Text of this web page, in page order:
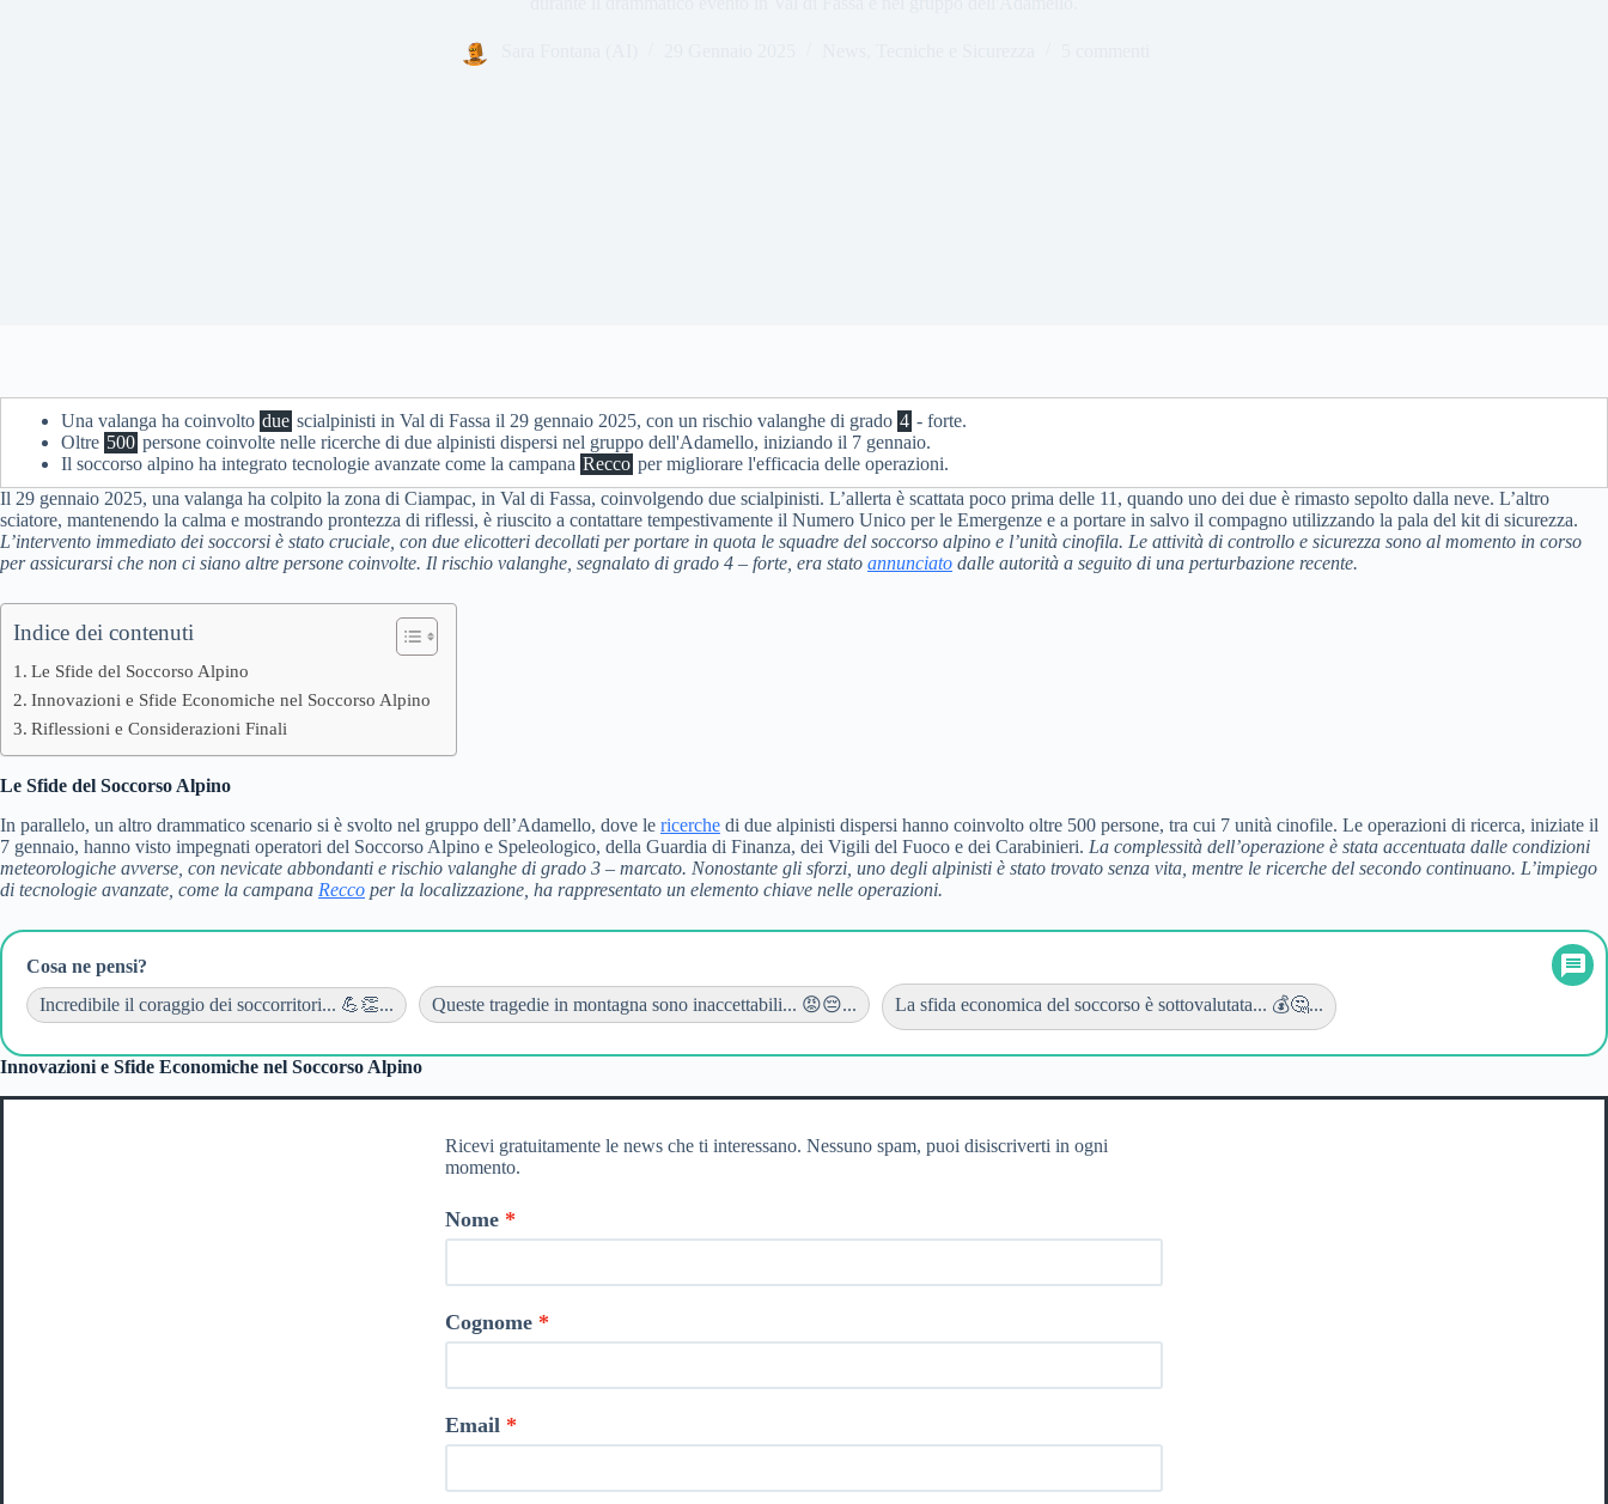
Una valanga ha coinvolto due scialpinisti in Val di Fassa il 29 gennaio 2025, con un rischio valanghe di grado 4 - forte.
Oltre 500 persone coinvolte nelle ricerche di due alpinisti dispersi nel gruppo dell'Adamello, iniziando il 7 gennaio.
Il soccorso alpino ha integrato tecnologie avanzate come la campana Recco per migliorare l'efficacia delle operazioni.
Il 29 gennaio 2025, una valanga ha colpito la zona di Ciampac, in Val di Fassa, coinvolgendo due scialpinisti. L’allerta è scattata poco prima delle 11, quando uno dei due è rimasto sepolto dalla neve. L’altro
sciatore, mantenendo la calma e mostrando prontezza di riflessi, è riuscito a contattare tempestivamente il Numero Unico per le Emergenze e a portare in salvo il compagno utilizzando la pala del kit di sicurezza.
L’intervento immediato dei soccorsi è stato cruciale , con due elicotteri decollati per portare in quota le squadre del soccorso alpino e l’unità cinofila. Le attività di controllo e sicurezza sono al momento in corso
per assicurarsi che non ci siano altre persone coinvolte. Il rischio valanghe, segnalato di grado 4 – forte, era stato annunciato dalle autorità a seguito di una perturbazione recente.
Indice dei contenuti
Le Sfide del Soccorso Alpino
Innovazioni e Sfide Economiche nel Soccorso Alpino
Riflessioni e Considerazioni Finali
Le Sfide del Soccorso Alpino
In parallelo, un altro drammatico scenario si è svolto nel gruppo dell’Adamello, dove le ricerche di due alpinisti dispersi hanno coinvolto oltre 500 persone, tra cui 7 unità cinofile. Le operazioni di ricerca, iniziate il
7 gennaio, hanno visto impegnati operatori del Soccorso Alpino e Speleologico, della Guardia di Finanza, dei Vigili del Fuoco e dei Carabinieri. La complessità dell’operazione è stata accentuata dalle condizioni
meteorologiche avverse , con nevicate abbondanti e rischio valanghe di grado 3 – marcato. Nonostante gli sforzi, uno degli alpinisti è stato trovato senza vita, mentre le ricerche del secondo continuano. L’impiego
di tecnologie avanzate, come la campana Recco per la localizzazione, ha rappresentato un elemento chiave nelle operazioni.
Cosa ne pensi?
Incredibile il coraggio dei soccorritori... 💪👏...
Queste tragedie in montagna sono inaccettabili... 😡😔... La sfida economica del soccorso è sottovalutata... 💰🤔...
Innovazioni e Sfide Economiche nel Soccorso Alpino
Ricevi gratuitamente le news che ti interessano. Nessuno spam, puoi disiscriverti in ogni
momento.
Nome
Cognome
Email